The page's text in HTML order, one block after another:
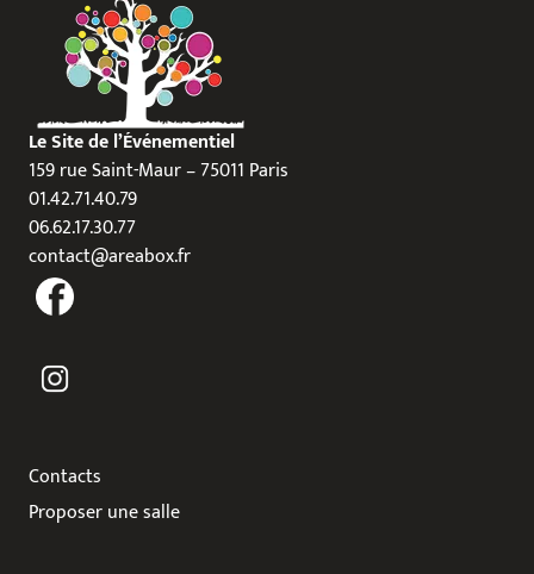
Le Site de l’Événementiel
159 rue Saint-Maur – 75011 Paris
01.42.71.40.79
06.62.17.30.77
contact@areabox.fr
Contacts
Proposer une salle